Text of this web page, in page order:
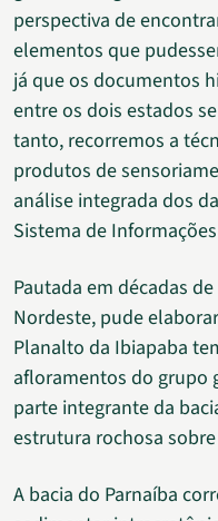
perspectiva de
elementos que
já que os documentos
entre os dois estados
tanto, recorremos a
produtos de
análise integrada dos
Sistema de
Pautada em décadas
Nordeste, pude
Planalto da Ibiapaba
afloramentos do grupo
parte integrante da
estrutura rochosa
A bacia do Parnaíba